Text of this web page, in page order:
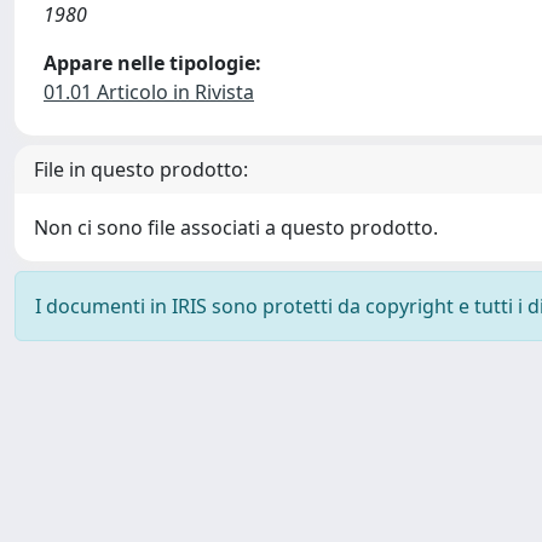
1980
Appare nelle tipologie:
01.01 Articolo in Rivista
File in questo prodotto:
Non ci sono file associati a questo prodotto.
I documenti in IRIS sono protetti da copyright e tutti i